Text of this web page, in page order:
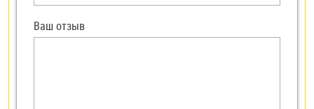
Ваш отзыв